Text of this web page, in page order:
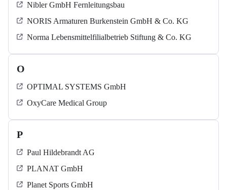
Nibler GmbH Fernleitungsbau
NORIS Armaturen Burkenstein GmbH & Co. KG
Norma Lebensmittelfilialbetrieb Stiftung & Co. KG
O
OPTIMAL SYSTEMS GmbH
OxyCare Medical Group
P
Paul Hildebrandt AG
PLANAT GmbH
Planet Sports GmbH